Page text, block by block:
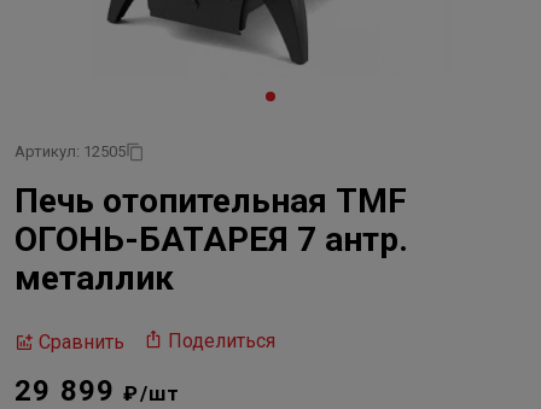
Артикул: 12505
Печь отопительная TMF
ОГОНЬ-БАТАРЕЯ 7 антр.
металлик
Сравнить Поделиться
29 899₽/шт